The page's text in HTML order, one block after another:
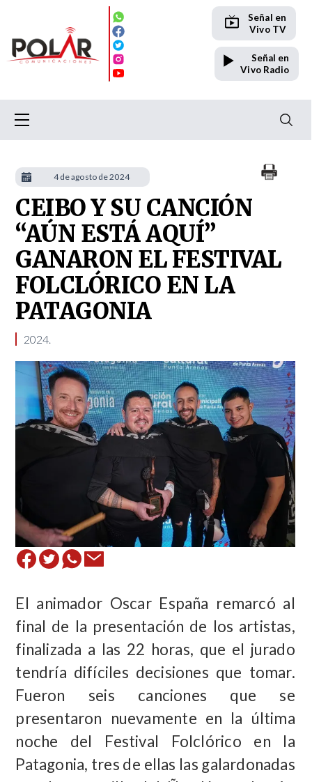
Señal en
Vivo TV
Señal en
Vivo Radio
CEIBO Y SU CANCIÓN
“AÚN ESTÁ AQUÍ”
GANARON EL FESTIVAL
FOLCLÓRICO EN LA
PATAGONIA
2024.
El animador Oscar España remarcó al
final de la presentación de los artistas,
finalizada a las 22 horas, que el jurado
tendría difíciles decisiones que tomar.
Fueron seis canciones que se
presentaron nuevamente en la última
noche del Festival Folclórico en la
Patagonia, tres de ellas las galardonadas
4 de agosto de 2024